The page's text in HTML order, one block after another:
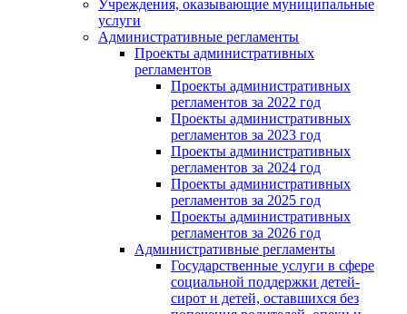
Учреждения, оказывающие муниципальные
услуги
Административные регламенты
Проекты административных
регламентов
Проекты административных
регламентов за 2022 год
Проекты административных
регламентов за 2023 год
Проекты административных
регламентов за 2024 год
Проекты административных
регламентов за 2025 год
Проекты административных
регламентов за 2026 год
Административные регламенты
Государственные услуги в сфере
социальной поддержки детей-
сирот и детей, оставшихся без